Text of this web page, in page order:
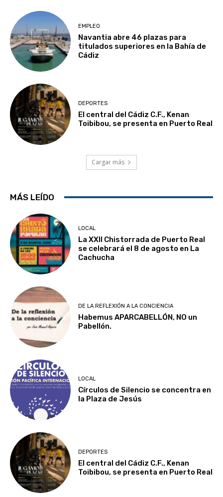
EMPLEO
Navantia abre 46 plazas para
titulados superiores en la Bahía de
Cádiz
DEPORTES
El central del Cádiz C.F., Kenan
Toibibou, se presenta en Puerto Real
Cargar más
MÁS LEÍDO
LOCAL
La XXII Chistorrada de Puerto Real
se celebrará el 8 de agosto en La
Cachucha
DE LA REFLEXIÓN A LA CONCIENCIA
Habemus APARCABELLÓN, NO un
Pabellón.
LOCAL
Círculos de Silencio se concentra en
la Plaza de Jesús
DEPORTES
El central del Cádiz C.F., Kenan
Toibibou, se presenta en Puerto Real